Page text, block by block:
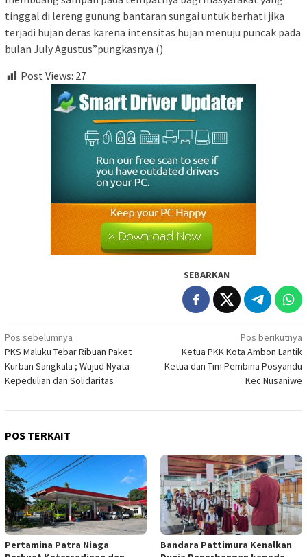
tinggal di lereng gunung bantaran sungai untuk berhati jika
terjadi hujan deras karena intensitas hujan menuju puncak pada
bulan July Agustus”pungkasnya ()
Post Views: 27
SEBARKAN
Navigasi
pos
Pos sebelumnya
PKS Maluku Tebar Ribuan Paket
Kurban Sangkala ; Wujud Nyata
Kepedulian dan Solidaritas
Pos berikutnya
Ketua PKK Kota Ambon Lantik
Ketua dan Tim Pembina Posyandu
Kec Nusaniwe
POS TERKAIT
Pertamina Patra Niaga
Bandara Pattimura Kenalkan